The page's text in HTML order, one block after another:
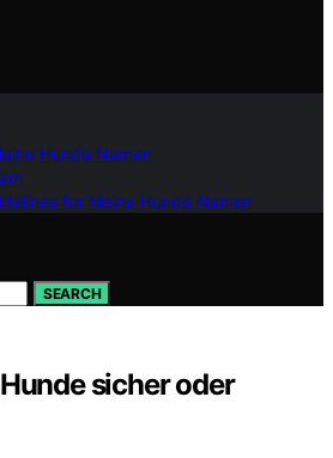
Hunde Namen
for Meine Hunde Namen
SEARCH
sicher oder